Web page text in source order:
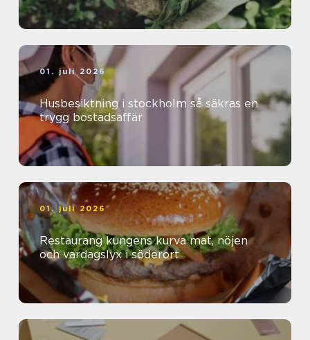
01. juli 2026
Husbesiktning i stockholm så säkras en
trygg bostadsaffär
01. juli 2026
Restaurang kungens kurva mat, nöjen
och vardagslyx i söderort